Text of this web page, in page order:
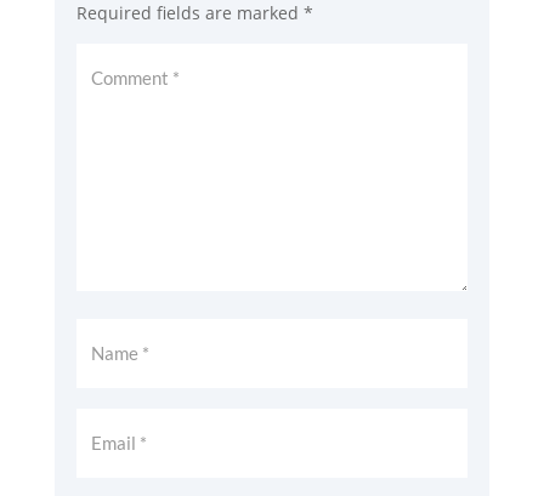
Required fields are marked *